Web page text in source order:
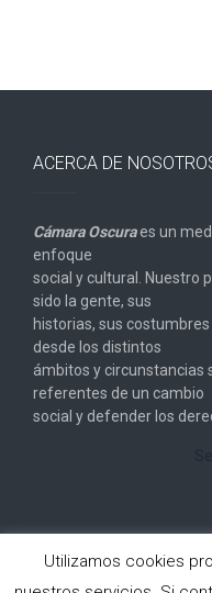
ACERCA DE
Cámara Oscuraes un
enfoque
social y cultural. Nuestro
sido la gente, sus
historias, sus
desde los distintos
ámbitos y circunstancias
referentes de un cambio
social y defender los
Utilizamos cookies